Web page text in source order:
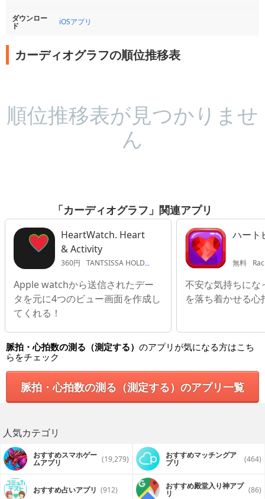
ダウンロー
ド iOSアプリ
カーディオグラフの順位推移表
順位推移表が見つかりませ
ん
「カーディオグラフ」関連アプリ
HeartWatch. Heart
& Activity
360円 TANTSISSA HOLDINGS PTY LTD
Apple watchから送信されたデー
タを元に4つのビュー画面を作成し
てくれる！
ハート
無料
不安な気持ちにな
を落ち着かせる
脈拍・心拍数の測る（測定する） のアプリが気になる方はこち
らをチェック
脈拍・心拍数の測る（測定する）のアプリ一覧
人気カテゴリ
おすすめスマホゲー
ムアプリ (19,279) おすすめマッチングア
プリ (464)
おすすめ占いアプリ (912) おすすめ殿堂入り神アプ
リ (86)